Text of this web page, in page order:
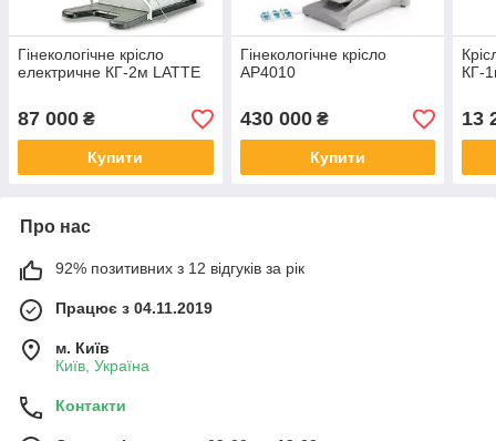
Гінекологічне крісло
електричне КГ-2м LATTE
87 000 ₴
Купити
Гінекологічне крісло
AP4010
430 000₴
Купити
КГ-
13
Про нас
92% позитивних з 12 відгуків за рік
Працює з 04.11.2019
м. Київ
Київ, Україна
Контакти